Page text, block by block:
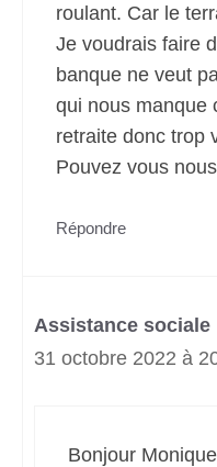
roulant. Car le
Je voudrais faire
banque ne veut
qui nous manque
retraite donc trop
Pouvez vous
Répondre
Assistance sociale
31 octobre 2022 à
Bonjour